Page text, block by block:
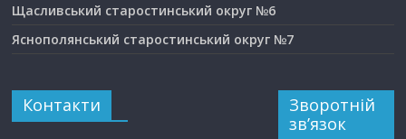
Щасливський старостинський округ №6
Яснополянський старостинський округ №7
Контакти
Зворотній
зв’язок